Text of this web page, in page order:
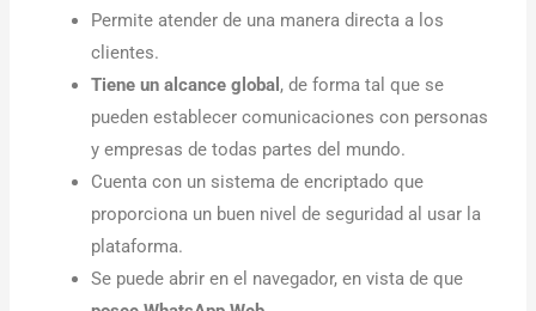
Permite atender de una manera directa a los
clientes.
Tiene un alcance global , de forma tal que se
pueden establecer comunicaciones con personas
y empresas de todas partes del mundo.
Cuenta con un sistema de encriptado que
proporciona un buen nivel de seguridad al usar la
plataforma.
Se puede abrir en el navegador, en vista de que